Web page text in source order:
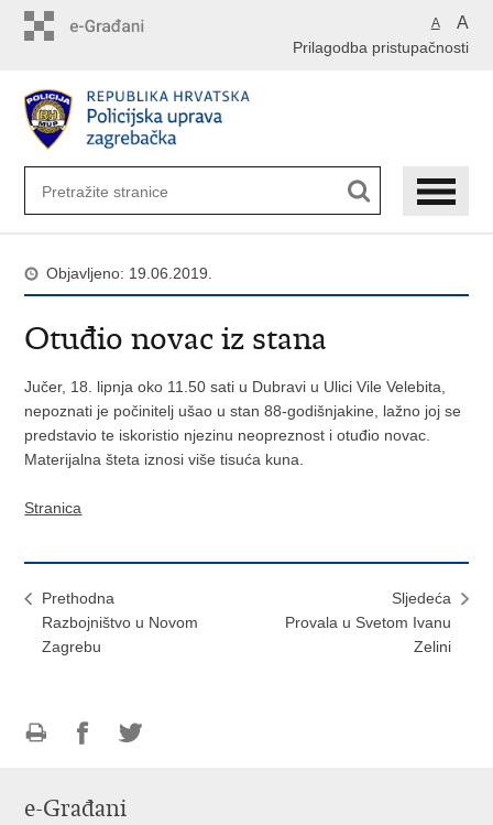
A A
Prilagodba pristupačnosti
Objavljeno: 19.06.2019.
Otuđio novac iz stana
Jučer, 18. lipnja oko 11.50 sati u Dubravi u Ulici Vile Velebita,
nepoznati je počinitelj ušao u stan 88-godišnjakine, lažno joj se
predstavio te iskoristio njezinu neopreznost i otuđio novac.
Materijalna šteta iznosi više tisuća kuna.
Stranica
Prethodna
Razbojništvo u Novom
Zagrebu
Sljedeća
Provala u Svetom Ivanu
Zelini
FacebookuTwitteru
e-Građani